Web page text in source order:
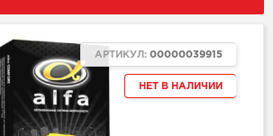
НЕТ В НАЛИЧИИ
АРТИКУЛ: 00000039915